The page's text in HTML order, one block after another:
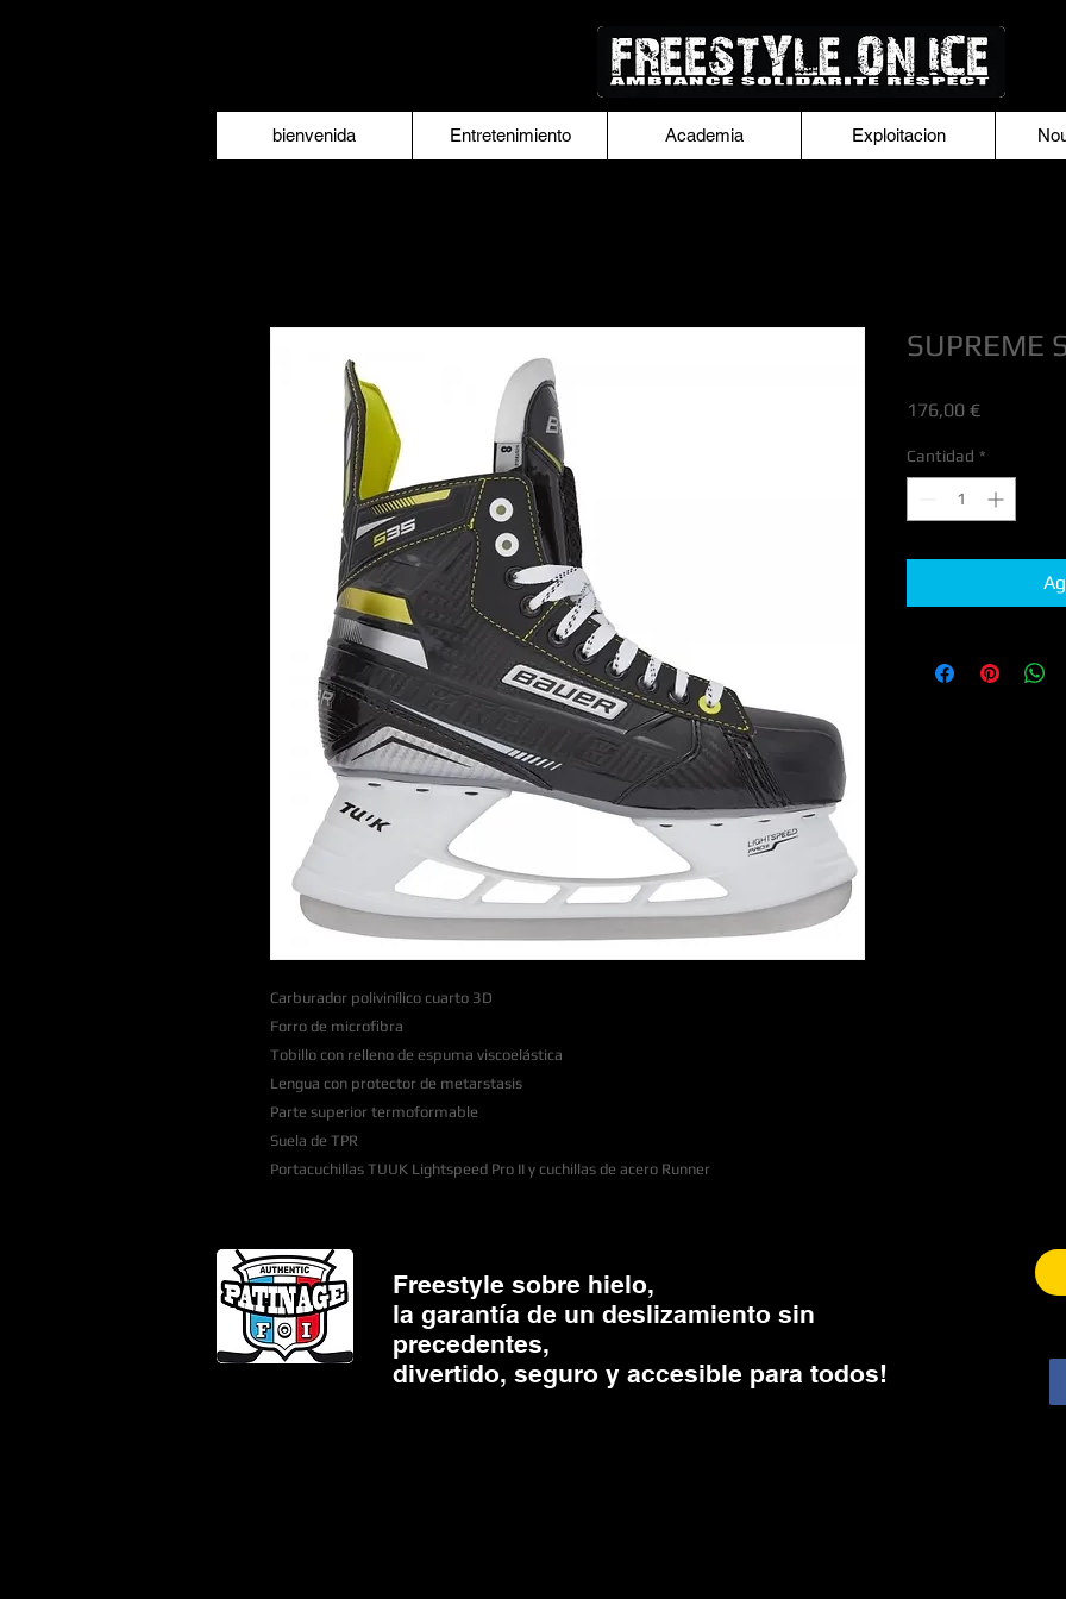
bienvenida Entretenimiento Academia Exploitacion
Carburador polivinílico cuarto 3D
Forro de microfibra
Tobillo con relleno de espuma viscoelástica
Lengua con protector de metarstasis
Parte superior termoformable
Suela de TPR
Portacuchillas TUUK Lightspeed Pro II y cuchillas de acero Runner
SUPREME
176,00 €Precio
Cantidad *
Freestyle sobre hielo,
la garantía de un deslizamiento sin
precedentes,
divertido, seguro y accesible para todos!